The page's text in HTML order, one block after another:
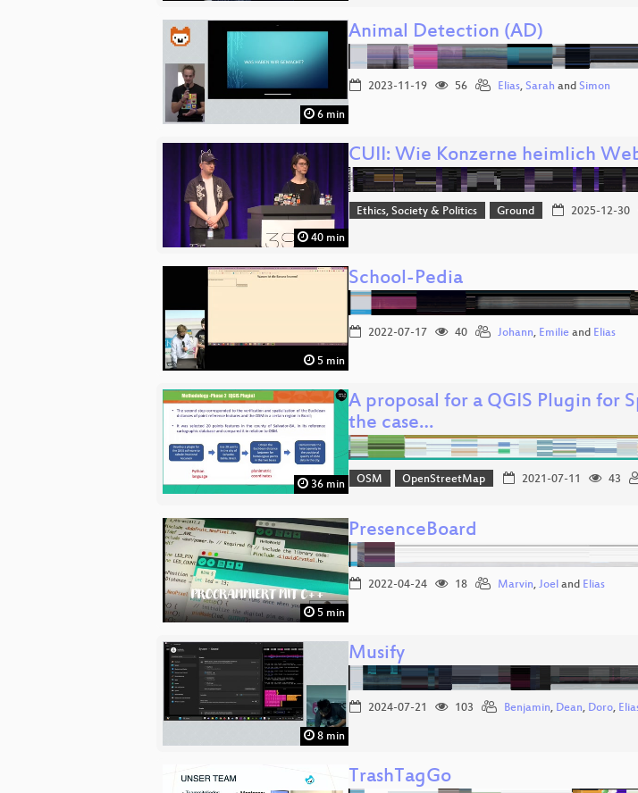
6 min
Animal Detection (AD)
2023-11-19 56 Elias, Sarah and Simon
40 min
CUII: Wie Konzerne heimlich
Ethics, Society & Politics Ground 2025-12-30
5 min
School-Pedia
2022-07-17 40 Johann, Emilie and Elias
36 min
A proposal for a QGIS Plugin for
the case…
OSM OpenStreetMap 2021-07-11 43
5 min
PresenceBoard
2022-04-24 18 Marvin, Joel and Elias
8 min
Musify
2024-07-21 103 Benjamin, Dean, Doro,
TrashTagGo